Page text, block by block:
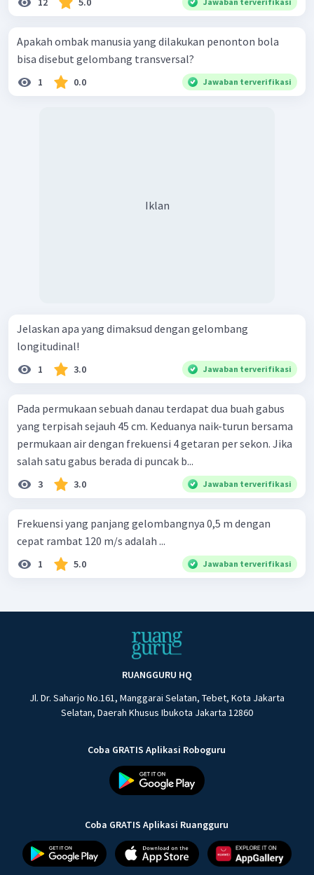
Apakah ombak manusia yang dilakukan penonton bola
bisa disebut gelombang transversal?
1 0.0 Jawaban terverifikasi
Iklan
Jelaskan apa yang dimaksud dengan gelombang
longitudinal!
1 3.0 Jawaban terverifikasi
Pada permukaan sebuah danau terdapat dua buah gabus
yang terpisah sejauh 45 cm. Keduanya naik-turun bersama
permukaan air dengan frekuensi 4 getaran per sekon. Jika
salah satu gabus berada di puncak b...
3 3.0 Jawaban terverifikasi
Frekuensi yang panjang gelombangnya 0,5 m dengan
cepat rambat 120 m/s adalah ...
1 5.0 Jawaban terverifikasi
RUANGGURU HQ
Jl. Dr. Saharjo No.161, Manggarai Selatan, Tebet, Kota Jakarta
Selatan, Daerah Khusus Ibukota Jakarta 12860
Coba GRATIS Aplikasi Roboguru
Coba GRATIS Aplikasi Ruangguru